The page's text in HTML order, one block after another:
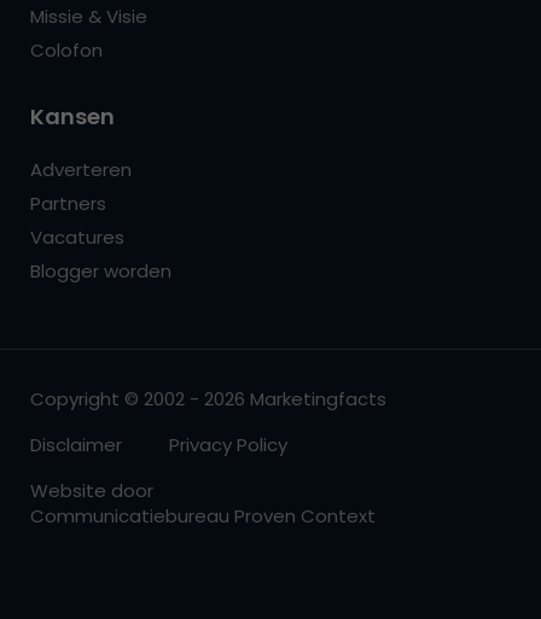
Missie & Visie
Colofon
Kansen
Adverteren
Partners
Vacatures
Blogger worden
Copyright © 2002 - 2026 Marketingfacts
Disclaimer
Privacy Policy
Website door
Communicatiebureau Proven Context